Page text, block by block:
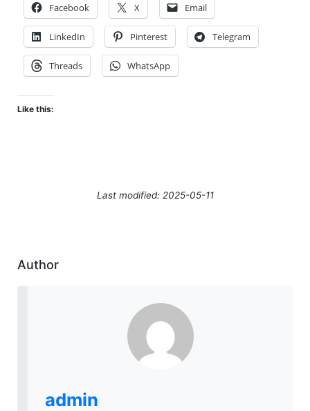
Facebook X Email
LinkedIn Pinterest Telegram
Threads WhatsApp
Like this:
Last modified: 2025-05-11
Author
admin